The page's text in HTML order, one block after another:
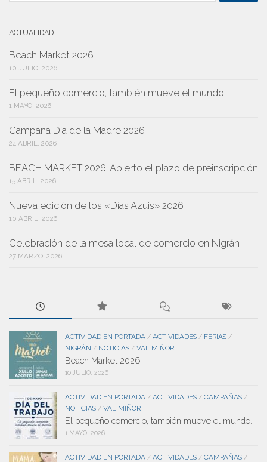
ACTUALIDAD
Beach Market 2026
10 JULIO, 2026
El pequeño comercio, también mueve el mundo.
1 MAYO, 2026
Campaña Día de la Madre 2026
24 ABRIL, 2026
BEACH MARKET 2026: Abierto el plazo de preinscripción
15 ABRIL, 2026
Nueva edición de los «Días Azuis» 2026
10 ABRIL, 2026
Celebración de la mesa local de comercio en Nigrán
27 MARZO, 2026
ACTIVIDAD EN PORTADA / ACTIVIDADES / FERIAS /
NIGRÁN / NOTICIAS / VAL MIÑOR
Beach Market 2026
10 JULIO, 2026
ACTIVIDAD EN PORTADA / ACTIVIDADES / CAMPAÑAS /
NOTICIAS / VAL MIÑOR
El pequeño comercio, también mueve el mundo.
1 MAYO, 2026
ACTIVIDAD EN PORTADA / ACTIVIDADES / CAMPAÑAS /